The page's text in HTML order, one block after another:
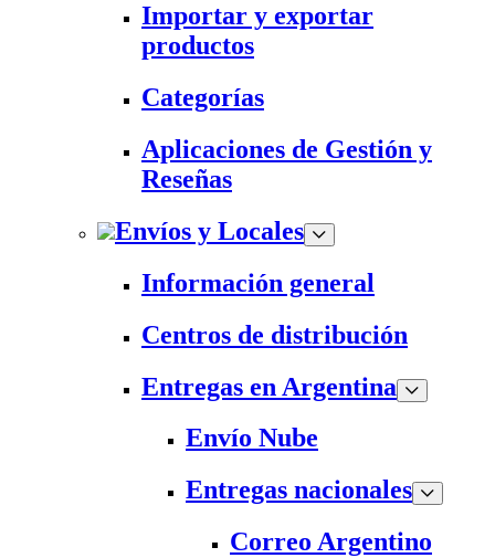
Importar y exportar
productos
Categorías
Aplicaciones de Gestión y
Reseñas
Envíos y Locales
Información general
Centros de distribución
Entregas en Argentina
Envío Nube
Entregas nacionales
Correo Argentino